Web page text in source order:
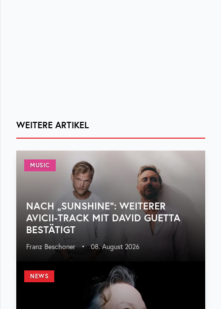
WEITERE ARTIKEL
MUSIC
NACH „SUNSHINE“: WEITERER
AVICII-TRACK MIT DAVID GUETTA
BESTÄTIGT
Franz Beschoner • 08. August 2026
NEWS